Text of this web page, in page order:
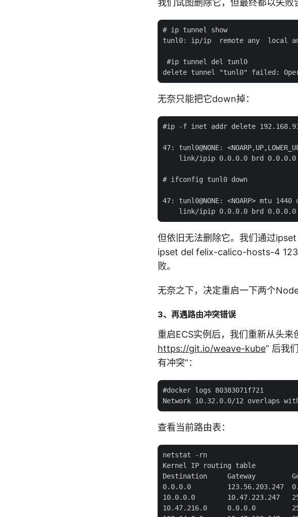
# ip tunnel show
tunl0: ip/ip  remote any  local
#ip tunnel del tunl0
无奈只能把它down掉：
#ip -f inet addr delete
47: tunl0@NONE:
    link/ipip 0.0.0.0 brd 0.0.0.0
# ifconfig tunl0 down
47: tunl0@NONE: <NOARP> mtu
但依旧无法删除它。我们通过
ipset del felix-calico-hosts-4
败。
无奈之下，决定重启一下两个
3、再遇路由冲突错误
重启ECS实例后，我们重新从头
https://git.io/weave-kube” 后我
有冲突”：
#docker logs 80383071f721
查看当前路由表：
netstat -rn
Kernel IP routing table
Destination     Gateway
0.0.0.0
10.0.0.0        10.47.223.247
10.47.216.0     0.0.0.0